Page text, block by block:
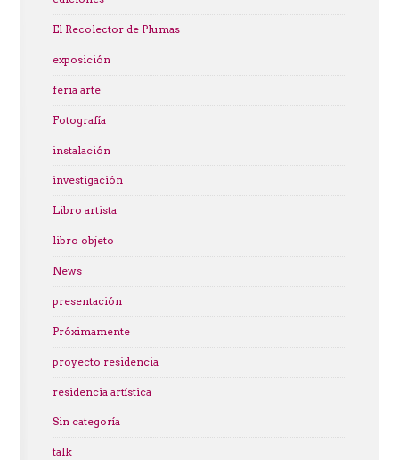
El Recolector de Plumas
exposición
feria arte
Fotografía
instalación
investigación
Libro artista
libro objeto
News
presentación
Próximamente
proyecto residencia
residencia artística
Sin categoría
talk